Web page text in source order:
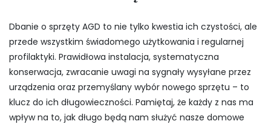
Dbanie o sprzęty AGD to nie tylko kwestia ich czystości, ale
przede wszystkim świadomego użytkowania i regularnej
profilaktyki. Prawidłowa instalacja, systematyczna
konserwacja, zwracanie uwagi na sygnały wysyłane przez
urządzenia oraz przemyślany wybór nowego sprzętu – to
klucz do ich długowieczności. Pamiętaj, że każdy z nas ma
wpływ na to, jak długo będą nam służyć nasze domowe